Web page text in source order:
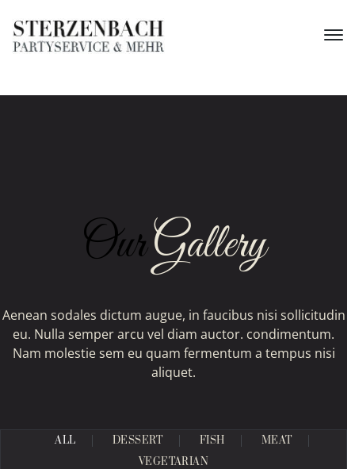
OurGallery
Aenean sodales dictum augue, in faucibus nisi sollicitudin
eu. Nulla semper arcu vel diam auctor. condimentum.
Nam molestie sem eu quam fermentum a tempus nisi
aliquet.
ALL DESSERT FISH
MEAT
VEGETARIAN